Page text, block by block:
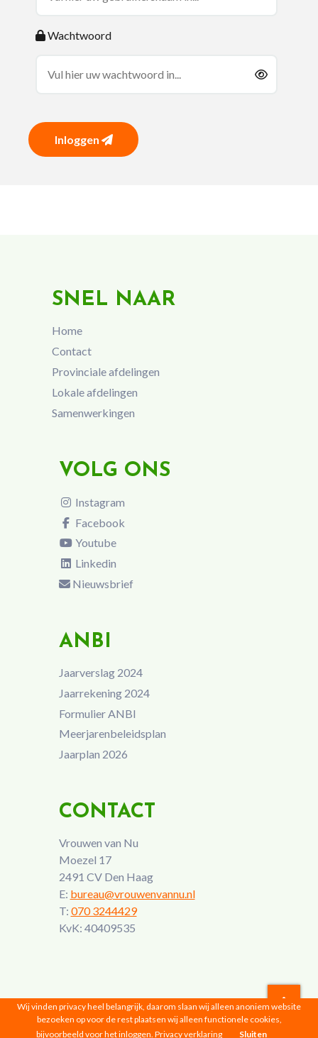
Wachtwoord
Inloggen
SNEL NAAR
Home
Contact
Provinciale afdelingen
Lokale afdelingen
Samenwerkingen
VOLG ONS
Instagram
Facebook
Youtube
Linkedin
Nieuwsbrief
ANBI
Jaarverslag 2024
Jaarrekening 2024
Formulier ANBI
Meerjarenbeleidsplan
Jaarplan 2026
CONTACT
Vrouwen van Nu
Moezel 17
2491 CV Den Haag
E: bureau@vrouwenvannu.nl
T: 070 3244429
KvK: 40409535
Vrouwen van Nu © 2026 |Privacyverklaring
Wij vinden privacy heel belangrijk, daarom slaan wij alleen anoniem website
bezoeken op voor de rest plaatsen wij alleen functionele cookies,
bijvoorbeeld voor het inloggen. Privacy verklaring Sluiten